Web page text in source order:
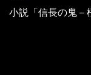
小説「信長の鬼 –